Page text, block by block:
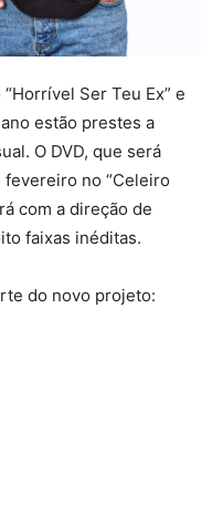
Ser Teu Ex” e
estão prestes a
O DVD, que será
no “Celeiro
com a direção de
faixas inéditas.
do novo projeto: